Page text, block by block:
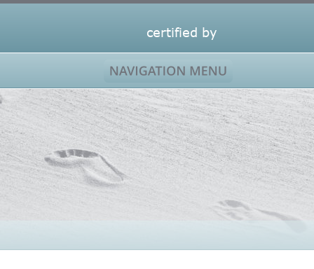
certified by